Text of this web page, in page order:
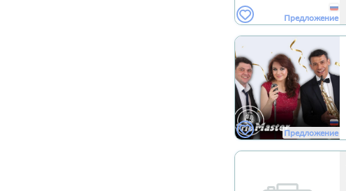
Предложение
Предложение